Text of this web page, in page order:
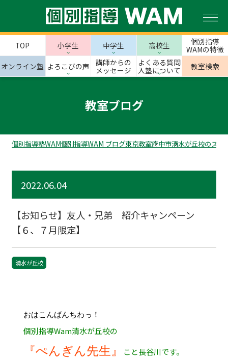
TOP 小学生 中学生 高校生
個別指導
WAMの特徴
オンライン塾 よろこびの声
講師からの
メッセージ
よくある質問
入塾について
教室検索
教室ブログ
個別指導塾WAM個別指導WAM ブログ東京教室府中市清水が丘校のスタ
2022.06.04
【お知らせ】友人・兄弟 紹介キャンペーン
【６、７月限定】
清水が丘校
おはこんばんちわっ！
個別指導Wam清水が丘校の
『ぺんぎん先生』 こと長谷川です。